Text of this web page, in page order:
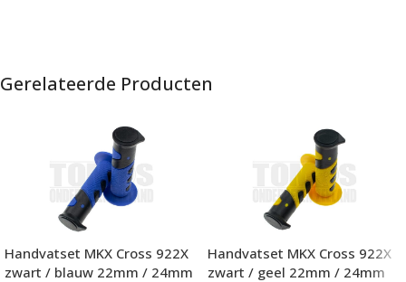
Gerelateerde Producten
Handvatset MKX Cross 922X
zwart / blauw 22mm / 24mm
Handvatset MKX Cross 922X
zwart / geel 22mm / 24mm